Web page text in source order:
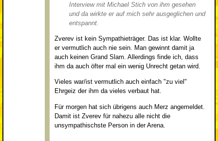
Interview mit Michael Stich von ihm gesehen
und da wirkte er auf mich sehr ausgeglichen und
entspannt.
Zverev ist kein Sympathieträger. Das ist klar. Wollte
er vermutlich auch nie sein. Man gewinnt damit ja
auch keinen Grand Slam. Allerdings finde ich, dass
ihm da auch öfter mal ein wenig Unrecht getan wird.
Vieles war/ist vermutlich auch einfach "zu viel"
Ehrgeiz der ihm da vieles verbaut hat.
Für morgen hat sich übrigens auch Merz angemeldet.
Damit ist Zverev für nahezu alle nicht die
unsympathischste Person in der Arena.